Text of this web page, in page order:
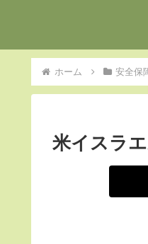
ホーム 安全保
米イスラ